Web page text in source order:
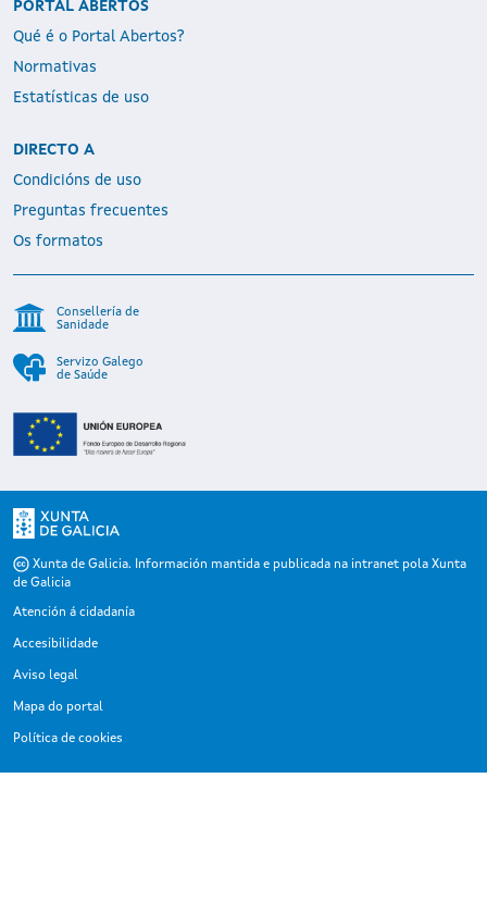
PORTAL ABERTOS
Qué é o Portal Abertos?
Normativas
Estatísticas de uso
DIRECTO A
Condicións de uso
Preguntas frecuentes
Os formatos
Consellería de
Sanidade
Servizo Galego
de Saúde
Xunta de Galicia. Información mantida e publicada na intranet pola Xunta
de Galicia
Atención á cidadanía
Accesibilidade
Aviso legal
Mapa do portal
Política de cookies